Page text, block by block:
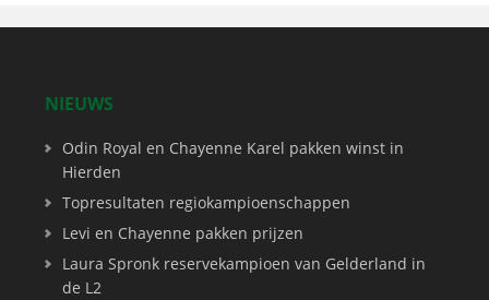
NIEUWS
Odin Royal en Chayenne Karel pakken winst in
Hierden
Topresultaten regiokampioenschappen
Levi en Chayenne pakken prijzen
Laura Spronk reservekampioen van Gelderland in
de L2